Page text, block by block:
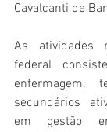
Cavalcanti de
As atividades
federal
enfermagem,
secundários
em gestão